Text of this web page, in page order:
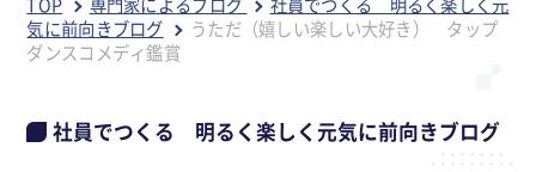
気に前向きブログ
うただ（嬉しい楽しい大好き） タップ
ダンスコメディ鑑賞
社員でつくる 明るく楽しく元気に前向きブログ